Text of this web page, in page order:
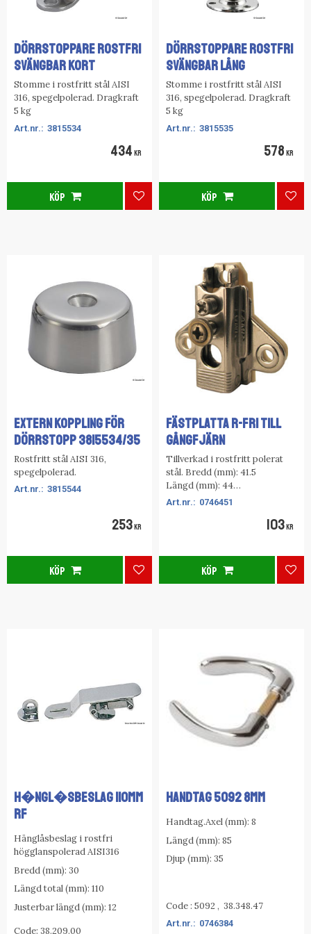
DÖRRSTOPPARE ROSTFRI
SVÄNGBAR KORT
Stomme i rostfritt stål AISI
316, spegelpolerad. Dragkraft
5 kg
3815534
434 KR
Lägg till i favoriter
KÖP
DÖRRSTOPPARE ROSTFRI
SVÄNGBAR LÅNG
Stomme i rostfritt stål AISI
316, spegelpolerad. Dragkraft
5 kg
3815535
578 KR
KÖP
EXTERN KOPPLING FÖR
DÖRRSTOPP 3815534/35
Rostfritt stål AISI 316,
spegelpolerad.
3815544
253 KR
Lägg till i favoriter
KÖP
FÄSTPLATTA R-FRI TILL
GÅNGFJÄRN
Tillverkad i rostfritt polerat
stål. Bredd (mm): 41.5
Längd (mm): 44
Material: Rostfri
0746451
103 KR
KÖP
H�NGL�SBESLAG 110MM
RF
Hänglåsbeslag i rostfri
högglanspolerad AISI316
Bredd (mm): 30
Längd total (mm): 110
Justerbar längd (mm): 12
Code: 38.209.00
HANDTAG 5092 8MM
Handtag.Axel (mm): 8
Längd (mm): 85
Djup (mm): 35
Code : 5092 , 38.348.47
0746384